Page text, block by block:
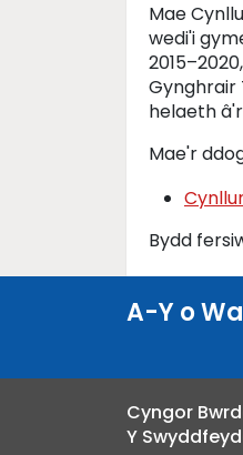
Mae
wedi'i
Gynghrair
helaeth
Mae'r
Bydd
A-Y o
Cyngor
Y